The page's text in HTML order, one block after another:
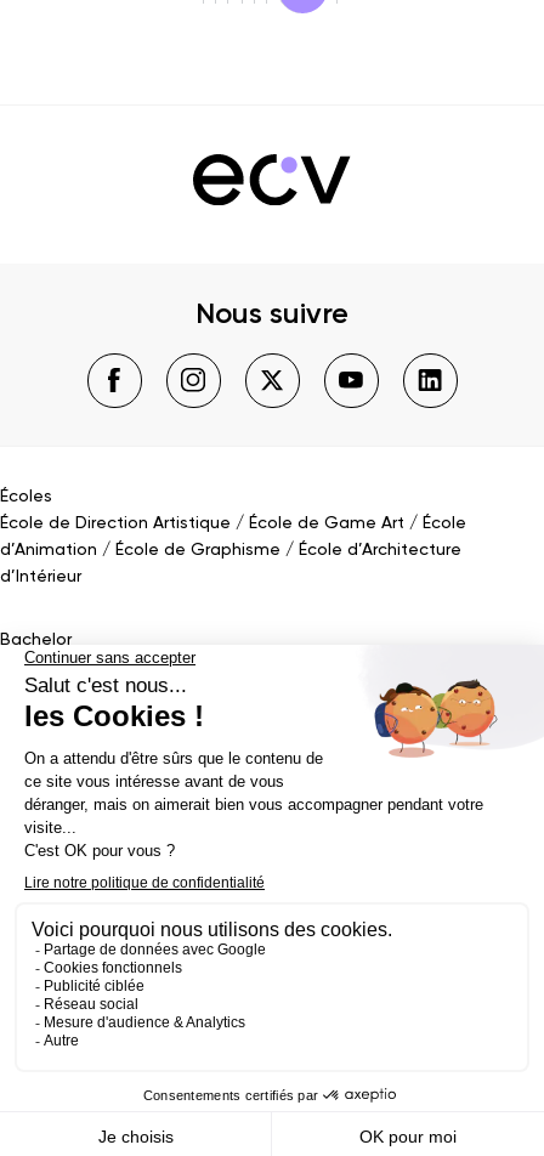
Nous suivre
Écoles
École de Direction Artistique
École de Game Art
École
d’Animation
École de Graphisme
École d’Architecture
d’Intérieur
Bachelor
Bachelor Design Graphique
Bachelor Conception UI (en alternance)
Bachelor Cinéma
d’Animation 2D/3D
Bachelor Game
Interactive Design
Mastère
Mastères en Direction Artistique
&
(en alternance)
Mastère Webdesigner (en alternance)
Établissement d’enseignement supérieur privé - ECV 2019 ©
Mentions légales
Politique de confidentialité
La Jungle